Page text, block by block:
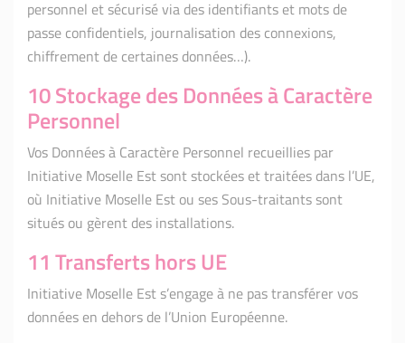
personnel et sécurisé via des identifiants et mots de
passe confidentiels, journalisation des connexions,
chiffrement de certaines données…).
10 Stockage des Données à Caractère
Personnel
Vos Données à Caractère Personnel recueillies par
Initiative Moselle Est sont stockées et traitées dans l’UE,
où Initiative Moselle Est ou ses Sous-traitants sont
situés ou gèrent des installations.
11 Transferts hors UE
Initiative Moselle Est s’engage à ne pas transférer vos
données en dehors de l’Union Européenne.